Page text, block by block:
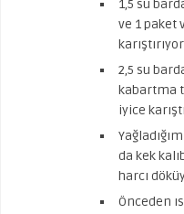
1,5 su
ve 1 paket
2,5 su
kabartma
iyice
da kek
harcı
Önceden